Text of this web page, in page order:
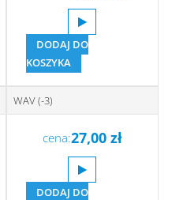
DODAJ DO
KOSZYKA
WAV (-3)
cena:27,00 zł
DODAJ DO